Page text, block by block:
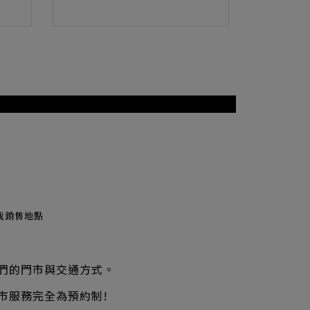
銷售地點
的門市與交通方式。
服務完全為預約制!